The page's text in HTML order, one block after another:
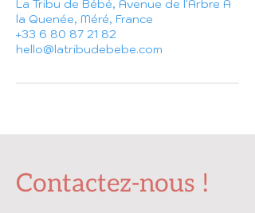
La Tribu de Bébé, Avenue de l'Arbre À
la Quenée, Méré, France
+33 6 80 87 21 82
hello@latribudebebe.com
Contactez-nous !